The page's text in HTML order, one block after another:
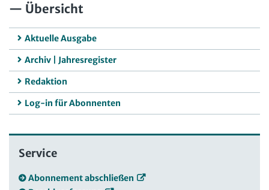
Übersicht
Aktuelle Ausgabe
Archiv | Jahresregister
Redaktion
Log-in für Abonnenten
Service
Abonnement abschließen